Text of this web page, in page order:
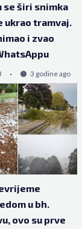
se širi snimka
ukrao tramvaj.
i zvao
3 godine ago
u bh.
ovo su prve